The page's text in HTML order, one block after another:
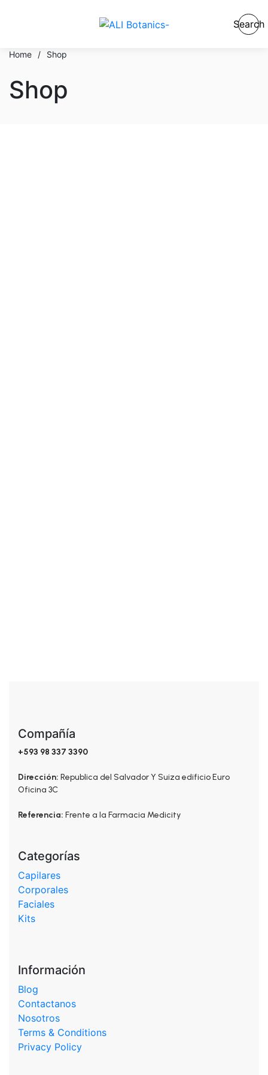
Search
Home / Shop
Shop
Compañía
+593 98 337 3390
Dirección: Republica del Salvador Y Suiza edificio Euro
Oficina 3C
Referencia: Frente a la Farmacia Medicity
Categorías
Capilares
Corporales
Faciales
Kits
Información
Blog
Contactanos
Nosotros
Terms & Conditions
Privacy Policy